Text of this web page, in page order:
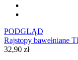
PODGLĄD
Rajstopy bawełniane
32,90 zł